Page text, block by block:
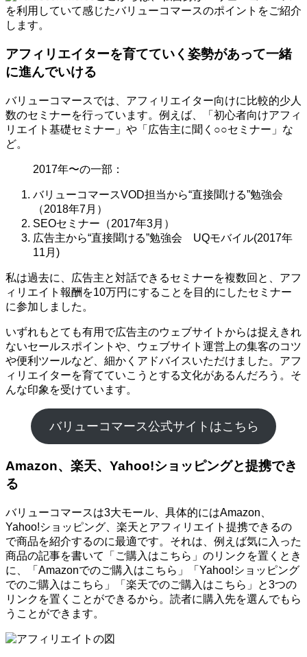
を利用していて感じたバリューコマースのポイントをご紹介
します。
アフィリエイターを育てていく姿勢があって一緒
に進んでいける
バリューコマースでは、アフィリエイター向けに比較的少人
数のセミナーを行っています。例えば、「初心者向けアフィ
リエイト基礎セミナー」や「広告主に聞く○○セミナー」な
ど。
2017年〜の一部：
バリューコマースVOD担当から“直接聞ける”勉強会
（2018年7月）
SEOセミナー（2017年3月）
広告主から“直接聞ける”勉強会 UQモバイル(2017年
11月)
私は過去に、広告主と対話できるセミナーを複数回と、アフ
ィリエイト報酬を10万円にすることを目的にしたセミナー
に参加しました。
いずれもとても有用で広告主のウェブサイトからは捉えきれ
ないセールスポイントや、ウェブサイト運営上の集客のコツ
や便利ツールなど、細かくアドバイスいただけました。アフ
ィリエイターを育てていこうとする文化があるんだろう。そ
んな印象を受けています。
バリューコマース公式サイトはこちら
Amazon、楽天、Yahoo!ショッピングと提携でき
る
バリューコマースは3大モール、具体的にはAmazon、
Yahoo!ショッピング、楽天とアフィリエイト提携できるの
で商品を紹介するのに最適です。それは、例えば気に入った
商品の記事を書いて「ご購入はこちら」のリンクを置くとき
に、「Amazonでのご購入はこちら」「Yahoo!ショッピング
でのご購入はこちら」「楽天でのご購入はこちら」と3つの
リンクを置くことができるから。読者に購入先を選んでもら
うことができます。